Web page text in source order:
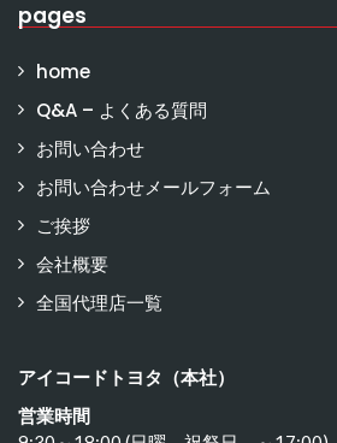
pages
home
Q&A – よくある質問
お問い合わせ
お問い合わせメールフォーム
ご挨拶
会社概要
全国代理店一覧
アイコードトヨタ（本社）
営業時間